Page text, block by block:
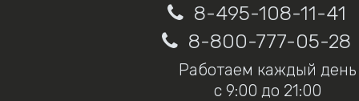
8-495-108-11-41
8-800-777-05-28
Работаем каждый день
с 9:00 до 21:00